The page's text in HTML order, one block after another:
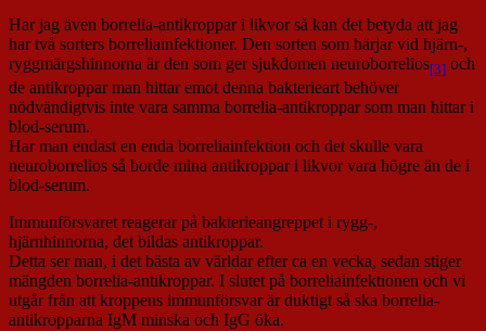
Har jag även borrelia-antikroppar i likvor så kan det betyda att jag
har två sorters borreliainfektioner. Den sorten som härjar vid hjärn-,
ryggmärgshinnorna är den som ger sjukdomen neuroborrelios[3] och
de antikroppar man hittar emot denna bakterieart behöver
nödvändigtvis inte vara samma borrelia-antikroppar som man hittar i
blod-serum.
Har man endast en enda borreliainfektion och det skulle vara
neuroborrelios så borde mina antikroppar i likvor vara högre än de i
blod-serum.
Immunförsvaret reagerar på bakterieangreppet i rygg-,
hjärnhinnorna, det bildas antikroppar.
Detta ser man, i det bästa av världar efter ca en vecka, sedan stiger
mängden borrelia-antikroppar. I slutet på borreliainfektionen och vi
utgår från att kroppens immunförsvar är duktigt så ska borrelia-
antikropparna IgM minska och IgG öka.